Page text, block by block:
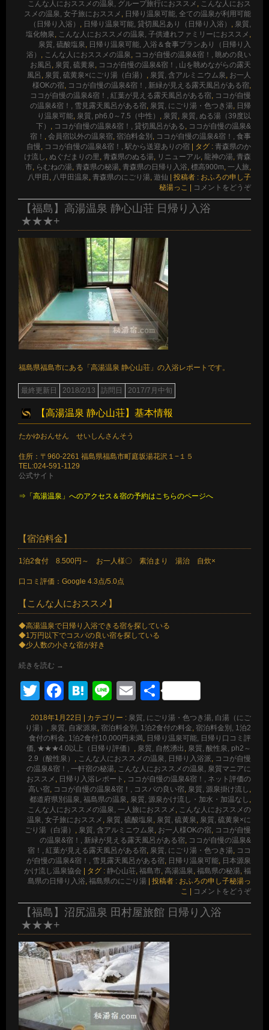
こんな人におススメの温泉, グループ旅行におススメ
こんな人におス
スメの温泉, 女子旅におススメ
日帰り温泉可能, 全ての温泉が利用可能
（日帰り入浴）
日帰り温泉可能, 貸切風呂あり（日帰り入浴）
泉質,
塩化物泉
こんな人におススメの温泉, 子供連れファミリーにおススメ
泉質, 硫酸塩泉
日帰り温泉可能, 入浴＆食事プランあり（日帰り入
浴）
こんな人におススメの温泉
ココが自慢の温泉&宿！, 眺めの良い
お風呂
泉質, 硫黄泉
ココが自慢の温泉&宿！, 山を眺めながらの露天
風呂
泉質, 硫黄泉×にごり湯（白湯） 泉質, 含アルミニウム泉 お一人
様OKの宿 ココが自慢の温泉&宿！, 新緑が見える露天風呂がある宿
ココが自慢の温泉&宿！, 紅葉が見える露天風呂がある宿 ココが自慢
の温泉&宿！, 雪見露天風呂がある宿 泉質, にごり湯・色つき湯 日帰
り温泉可能 泉質, ph6.0～7.5（中性） 泉質 泉質, ぬる湯（39度以
下）
ココが自慢の温泉&宿！, 貸切風呂がある
ココが自慢の温泉&
宿！
会員宿以外の温泉宿 宿泊料金別
ココが自慢の温泉&宿！, 食事
自慢
ココが自慢の温泉&宿！, 駅から送迎ありの宿 | タグ : 青森県のか
け流し ぬぐだまりの里 青森県のぬる湯 リニューアル 龍神の湯 青森
市 らむねの湯 青森県の秘湯 青森県の日帰り入浴 標高900m 一人旅
八甲田
八甲田温泉 青森県のにごり湯 遊仙 | 投稿者 : おふろの申し子
秘湯っこ | コメントをどうぞ
【福島】高湯温泉 静心山荘 日帰り入浴
★★★+
福島県福島市にある「高湯温泉 静心山荘」の入浴レポートです。
最終更新日 2018/2/13 訪問日 2017/7月中旬
【高湯温泉 静心山荘】基本情報
たかゆおんせん せいしんさんそう
住所：〒960-2261 福島県福島市町庭坂湯花沢１−１５
TEL:024-591-1129
公式サイト
⇒「高湯温泉」へのアクセス＆宿の予約はこちらのページへ
【宿泊料金】
1泊2食付 8.500円～ お一人様〇 素泊まり 湯治 自炊×
口コミ評価：Google 4.3点/5.0点
【こんな人におススメ】
◆高湯温泉で日帰り入浴できる宿を探している
◆1万円以下でコスパの良い宿を探している
◆少人数の小さな宿が好き
続きを読む →
TwitterFacebook
Hatena
LineEmail
共
有
2018年1月22日 カテゴリー : 泉質, にごり湯・色つき湯, 白湯（にご
り湯） , 泉質, 自家源泉, 宿泊料金別, 1泊2食付の料金, 宿泊料金別, 1泊2
食付の料金, 1泊2食付10,000円未満, 日帰り温泉可能, 日帰り口コミ評
価, ★★★4.0以上（日帰り評価） , 泉質, 自然湧出 , 泉質, 酸性泉, ph2～
2.9（酸性泉） , こんな人におススメの温泉, 日帰り入浴派, ココが自慢
の温泉&宿！, 一軒宿の秘湯, こんな人におススメの温泉, 泉質マニアに
おススメ , 日帰り入浴レポート , ココが自慢の温泉&宿！, ネット評価の
高い宿, ココが自慢の温泉&宿！, コスパの良い宿, 泉質, 源泉掛け流し ,
都道府県別温泉, 福島県の温泉, 泉質, 源泉かけ流し・加水・加温なし ,
こんな人におススメの温泉, 一人旅におススメ , こんな人におススメの
温泉, 女子旅におススメ , 泉質, 硫酸塩泉, 泉質, 硫黄泉, 泉質, 硫黄泉×に
ごり湯（白湯） , 泉質, 含アルミニウム泉, お一人様OKの宿, ココが自慢
の温泉&宿！, 新緑が見える露天風呂がある宿, ココが自慢の温泉&
宿！, 紅葉が見える露天風呂がある宿, 泉質, にごり湯・色つき湯, ココ
が自慢の温泉&宿！, 雪見露天風呂がある宿, 日帰り温泉可能, 日本源泉
かけ流し温泉協会
タグ : 静心山荘, 福島市, 高湯温泉, 福島県の秘湯, 福
島県の日帰り入浴, 福島県のにごり湯
投稿者 : おふろの申し子秘湯っ
こ
コメントをどうぞ
【福島】沼尻温泉 田村屋旅館 日帰り入浴
★★★+